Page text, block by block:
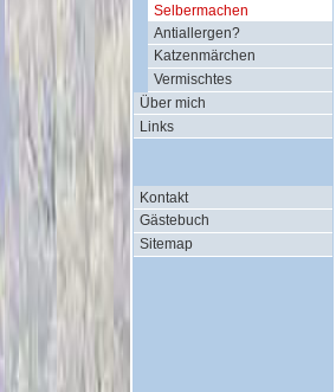
Selbermachen
Antiallergen?
Katzenmärchen
Vermischtes
Über mich
Links
Kontakt
Gästebuch
Sitemap